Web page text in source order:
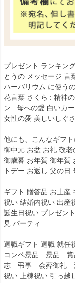
プレゼント ランキン
とうの メッセージ 言
ハーバリウム に使う
花言葉 さくら : 精神
ン : 母への愛 白いカ
女性の愛 美しいしぐさ
他にも、こんなギフト
御中元 お盆 お礼 敬
御歳暮 お年賀 御年賀
トデー お返し 父の日
ギフト 贈答品 お土産
祝い 結婚内祝い 出産
誕生日祝い プレゼン
見 パーティ
退職ギフト 退職 就
コンペ景品 景品
志 弔事 会葬御礼 法
祝い 上棟祝い 引っ越